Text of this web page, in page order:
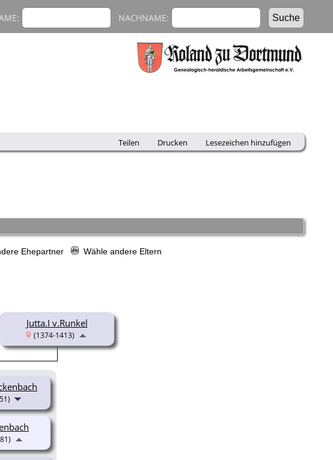
NACHNAME:
Teilen Drucken Lesezeichen hinzufügen
Ehepartner Wähle andere Eltern
Jutta.I v.Runkel
(1374-1413)